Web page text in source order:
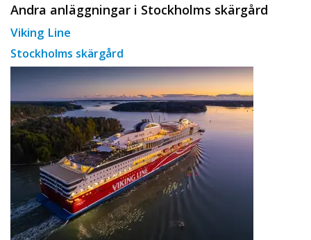
Andra anläggningar i Stockholms skärgård
Viking Line
Stockholms skärgård